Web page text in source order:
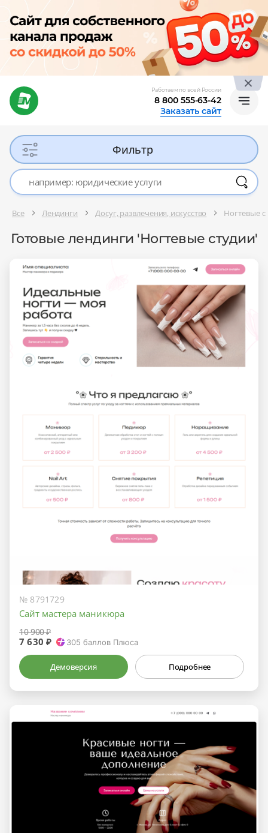
Работаем по всей России
8 800 555-63-42
Заказать сайт
Фильтр
Все Лендинги Досуг, развлечения, искусство Ногтевые
Готовые лендинги 'Ногтевые студии'
№ 8791729
Сайт мастера маникюра
10 900 ₽
7 630 ₽ 305 баллов Плюса
Демоверсия Подробнее